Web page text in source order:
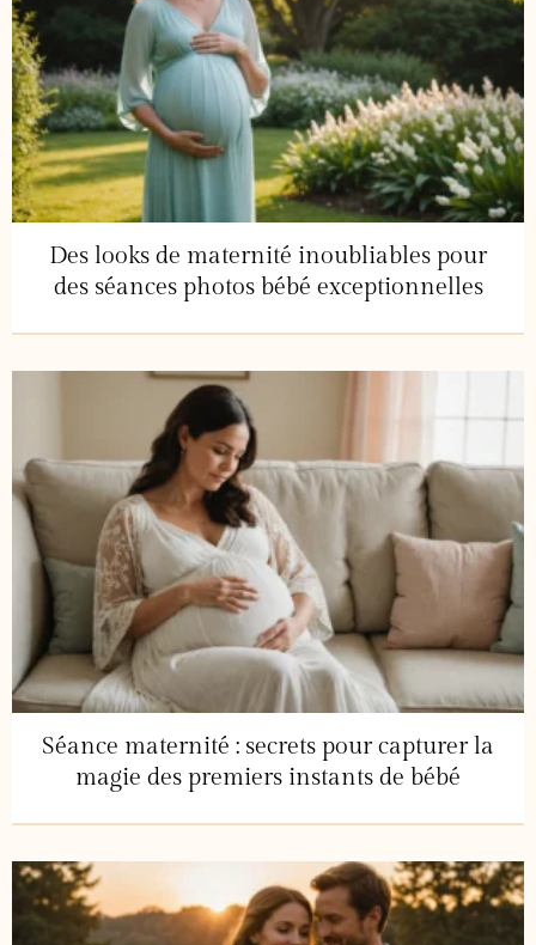
Des looks de maternité inoubliables pour
des séances photos bébé exceptionnelles
Séance maternité : secrets pour capturer la
magie des premiers instants de bébé